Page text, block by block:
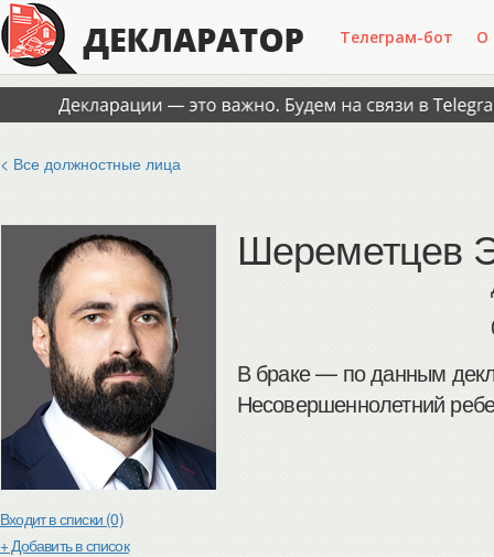
Телеграм-бот О
< Все должностные лица
Входит в списки (0)
+ Добавить в список
Шереметцев
В браке — по данным
Несовершеннолетний